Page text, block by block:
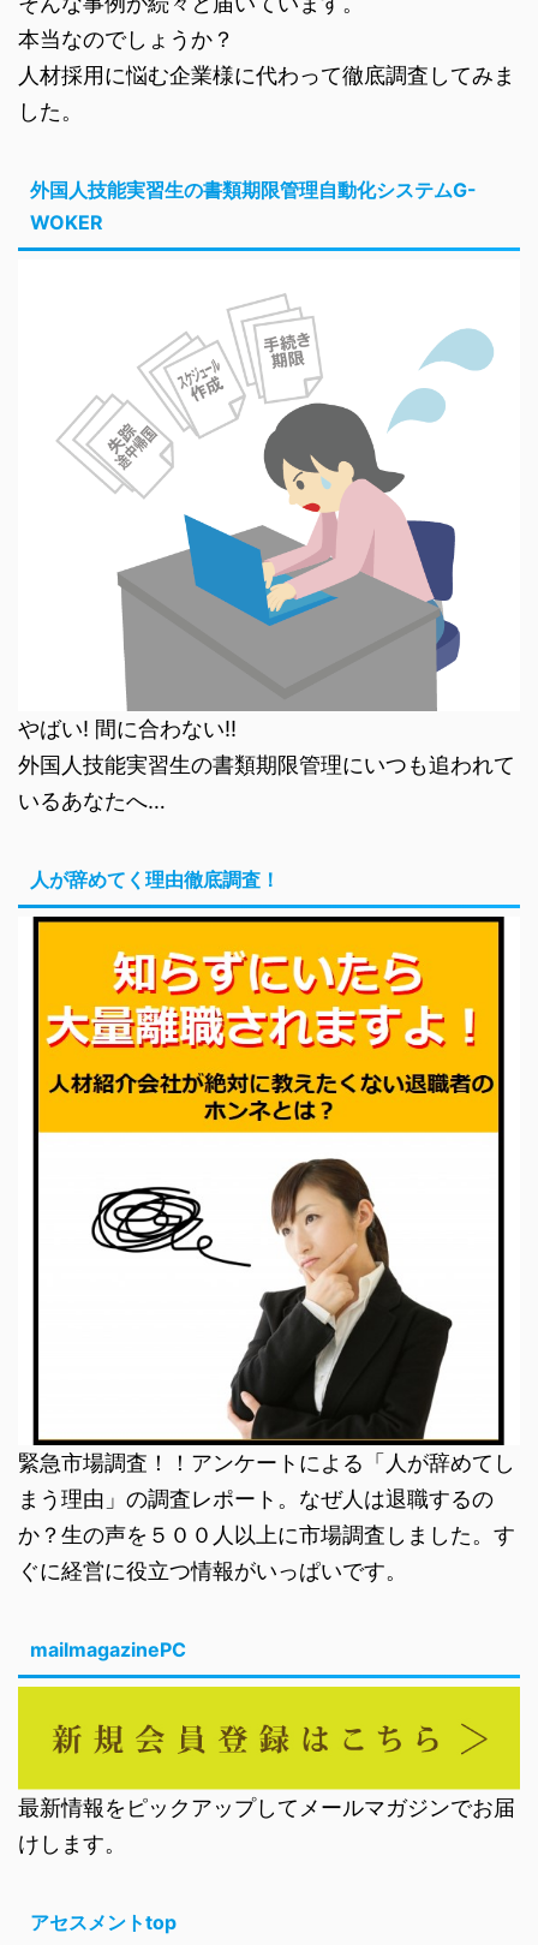
本当なのでしょうか？
人材採用に悩む企業様に代わって徹底調査してみま
した。
外国人技能実習生の書類期限管理自動化システムG-
WOKER
やばい! 間に合わない!!
外国人技能実習生の書類期限管理にいつも追われて
いるあなたへ…
人が辞めてく理由徹底調査！
緊急市場調査！！アンケートによる「人が辞めてし
まう理由」の調査レポート。なぜ人は退職するの
か？生の声を５００人以上に市場調査しました。す
ぐに経営に役立つ情報がいっぱいです。
mailmagazinePC
最新情報をピックアップしてメールマガジンでお届
けします。
アセスメントtop